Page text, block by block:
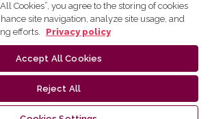
platform and metadata are distributed by
Cookies”, you agree to the storing of cookies
site navigation, analyze site usage, and
efforts.
Privacy policy
Accept All Cookies
Reject All